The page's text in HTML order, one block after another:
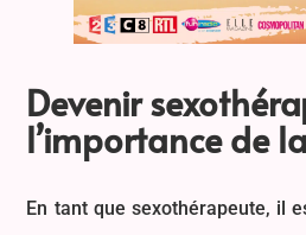
Devenir
l’importance de
En tant que sexothérapeute, il